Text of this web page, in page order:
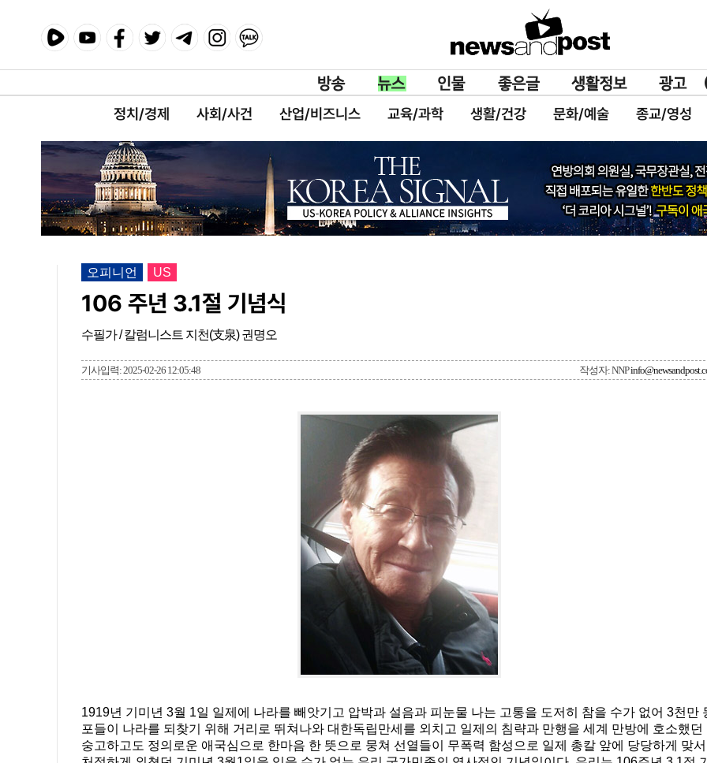
정치/경제 사회/사건 산업/비즈니스 교육/과학 생활/건강 문화/예술 종교/영성
오피니언 US
106 주년 3.1절 기념식
수필가 / 칼럼니스트 지천(支泉) 권명오
기사입력: 2025-02-26 12:05:48 작성자: NNP
1919년 기미년 3월 1일 일제에 나라를 빼앗기고 압박과 설음과 피눈물 나는 고통을 도저히 참을 수가 없어 3천만
포들이 나라를 되찾기 위해 거리로 뛰쳐나와 대한독립만세를 외치고 일제의 침략과 만행을 세계 만방에 호소했던
숭고하고도 정의로운 애국심으로 한마음 한 뜻으로 뭉쳐 선열들이 무폭력 함성으로 일제 총칼 앞에 당당하게 맞서